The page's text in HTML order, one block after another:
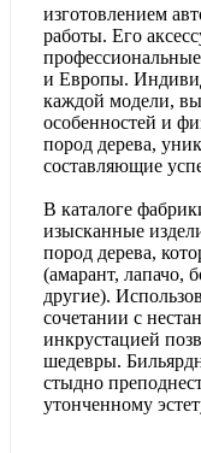
изготовлением
работы. Его
и Европы.
каждой модели,
особенностей и
пород дерева,
составляющие
В каталоге
изысканные
пород дерева,
(амарант, лапачо,
другие).
сочетании с
инкрустацией
шедевры.
стыдно
утонченному